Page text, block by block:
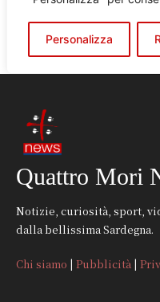
Quattro Mori
Notizie, curiosità, sport,
dalla bellissima Sardegna.
Chi siamo | Pubblicità |